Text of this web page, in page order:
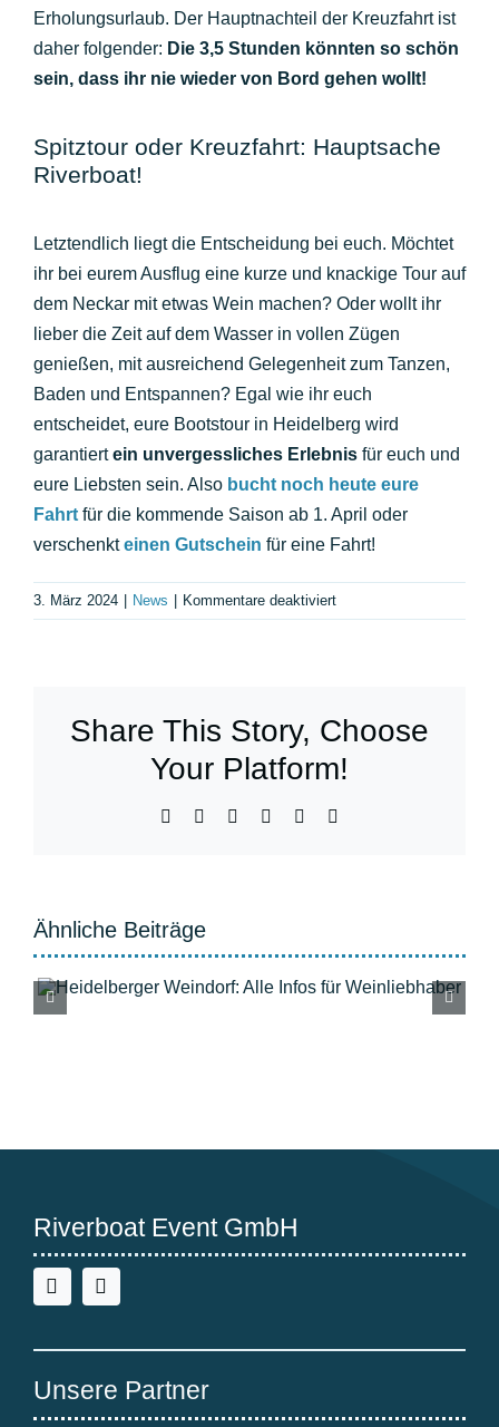
Erholungsurlaub. Der Hauptnachteil der Kreuzfahrt ist
daher folgender: Die 3,5 Stunden könnten so schön
sein, dass ihr nie wieder von Bord gehen wollt!
Spitztour oder Kreuzfahrt: Hauptsache
Riverboat!
Letztendlich liegt die Entscheidung bei euch. Möchtet
ihr bei eurem Ausflug eine kurze und knackige Tour auf
dem Neckar mit etwas Wein machen? Oder wollt ihr
lieber die Zeit auf dem Wasser in vollen Zügen
genießen, mit ausreichend Gelegenheit zum Tanzen,
Baden und Entspannen? Egal wie ihr euch
entscheidet, eure Bootstour in Heidelberg wird
garantiertein unvergessliches Erlebnis für euch und
eure Liebsten sein. Also bucht noch heute eure
Fahrt für die kommende Saison ab 1. April oder
verschenkteinen Gutschein für eine Fahrt!
3. März 2024 News Kommentare deaktiviertfür
Ausflug
&
Kreuzfahrt
im
Share This Story, Choose
Your Platform!
Facebook WhatsAppTelegramPinterest
Ähnliche Beiträge
Heidelberger Herbst:
Infos zu Programm und
Riverboat Event GmbH
Unsere Partner